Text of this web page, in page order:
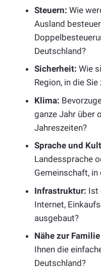
Steuern: Wie
Ausland
Deutschland?
Sicherheit: Wie
Region, in die
Klima:
ganze Jahr über
Jahreszeiten?
Sprache und
Landessprache
Gemeinschaft,
Infrastruktur: Ist
Internet,
ausgebaut?
Nähe zur
Ihnen die
Deutschland?